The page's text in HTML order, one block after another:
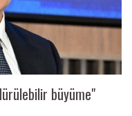
büyüme"